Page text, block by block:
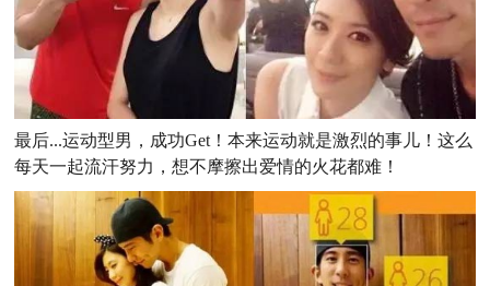
最后...运动型男，成功Get！本来运动就是激烈的事儿！这么
每天一起流汗努力，想不摩擦出爱情的火花都难！